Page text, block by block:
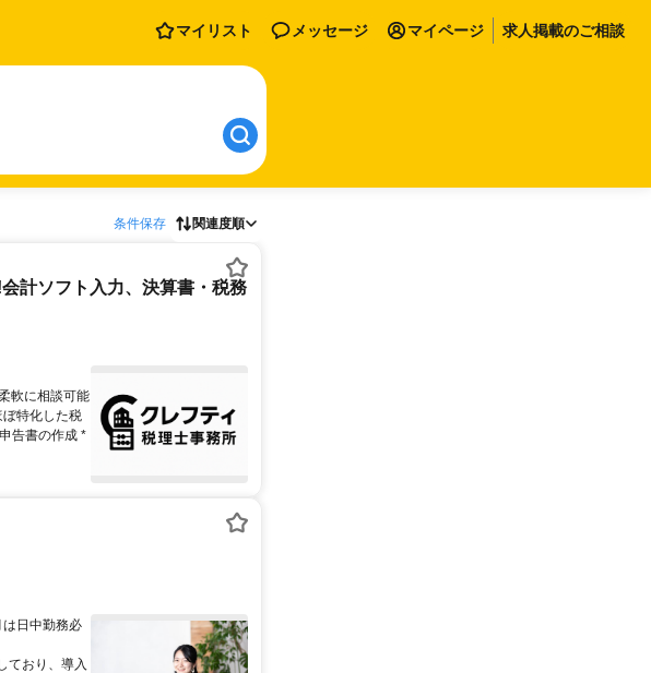
マイリスト メッセージ マイページ 求人掲載のご相談
条件保存 関連度順
計ソフト入力、決算書・税務
軟に相談可能
特化した税
告書の作成 *
日中勤務必
ており、導入